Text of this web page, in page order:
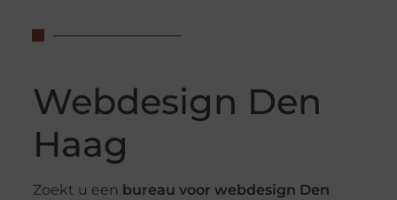
Webdesign Den
Haag
Zoekt u een bureau voor webdesign Den